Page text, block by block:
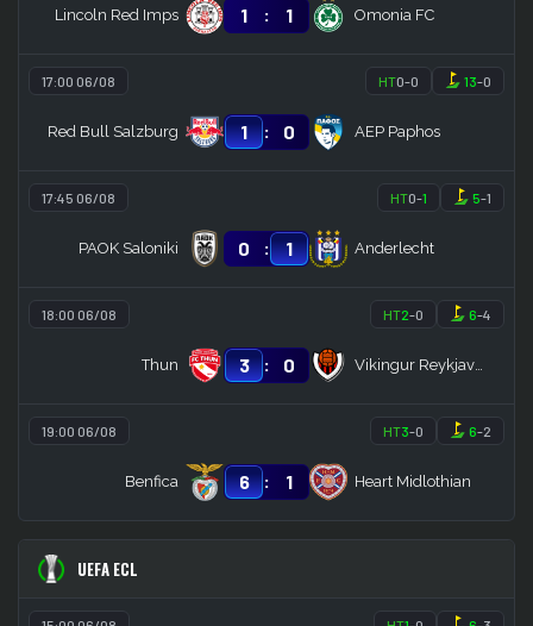
Lincoln Red Imps 1 : 1 Omonia FC
17:00 06/08 HT0-0 13-0
Red Bull Salzburg 1 : 0 AEP Paphos
17:45 06/08 HT0-1 5-1
PAOK Saloniki 0 : 1 Anderlecht
18:00 06/08 HT2-0 6-4
Thun 3 : 0 Vikingur Reykjavik
19:00 06/08 HT3-0 6-2
Benfica 6 : 1 Heart Midlothian
UEFA ECL